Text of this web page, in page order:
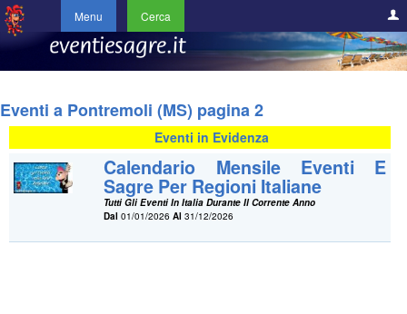
Menu Cerca
Eventi a Pontremoli (MS) pagina 2
Eventi in Evidenza
Calendario Mensile Eventi E
Sagre Per Regioni Italiane
Tutti Gli Eventi In Italia Durante Il Corrente Anno
Dal 01/01/2026Al 31/12/2026